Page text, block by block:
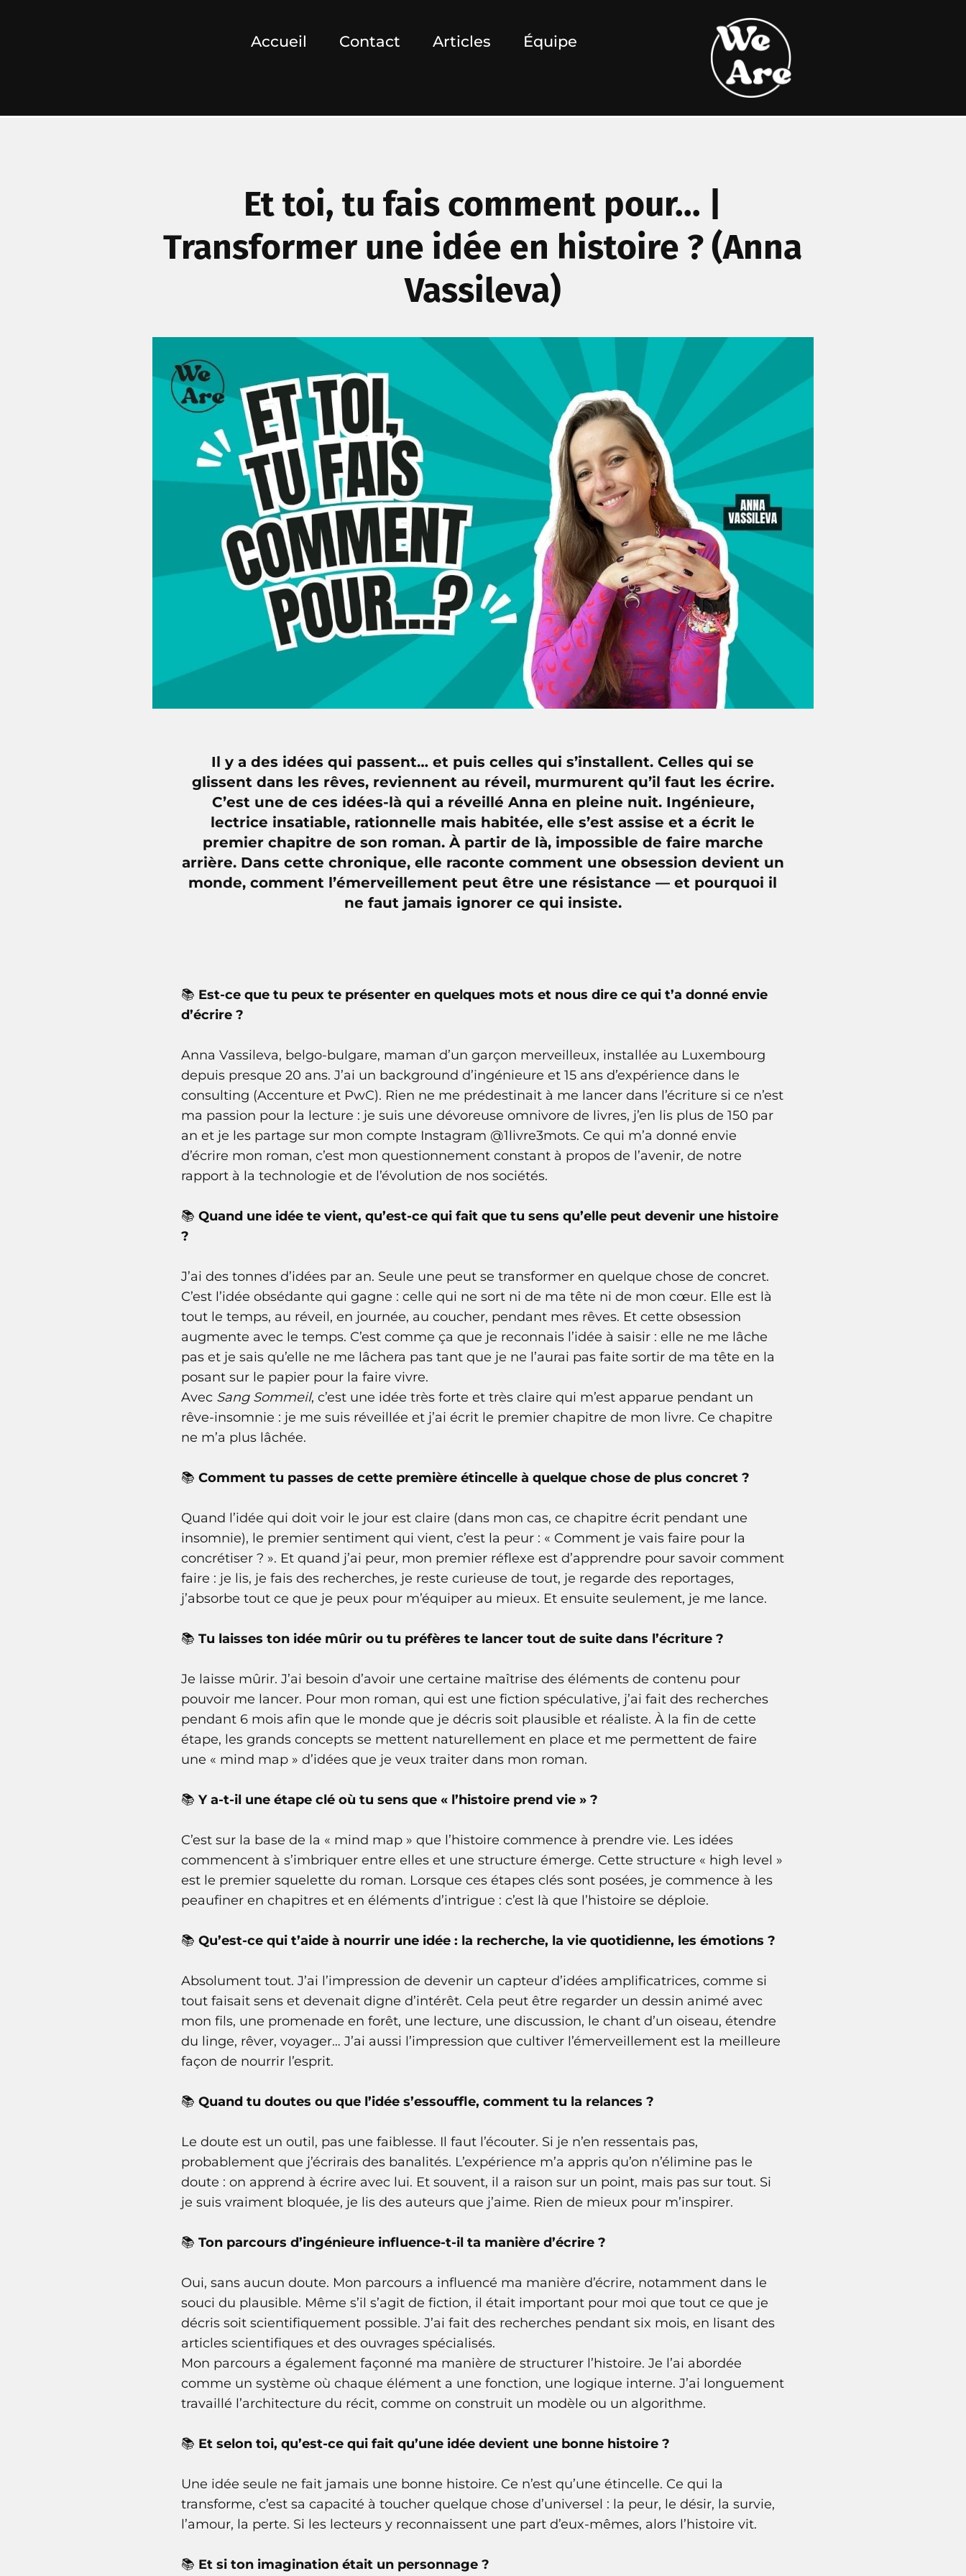
Accueil Contact Articles Équipe
Et toi, tu fais comment pour... |
Transformer une idée en histoire ? (Anna
Vassileva)
Il y a des idées qui passent… et puis celles qui s’installent. Celles qui se
glissent dans les rêves, reviennent au réveil, murmurent qu’il faut les écrire.
C’est une de ces idées-là qui a réveillé Anna en pleine nuit. Ingénieure,
lectrice insatiable, rationnelle mais habitée, elle s’est assise et a écrit le
premier chapitre de son roman. À partir de là, impossible de faire marche
arrière. Dans cette chronique, elle raconte comment une obsession devient un
monde, comment l’émerveillement peut être une résistance — et pourquoi il
ne faut jamais ignorer ce qui insiste.
📚 Est-ce que tu peux te présenter en quelques mots et nous dire ce qui t’a donné envie
d’écrire ?
Anna Vassileva, belgo-bulgare, maman d’un garçon merveilleux, installée au Luxembourg
depuis presque 20 ans. J’ai un background d’ingénieure et 15 ans d’expérience dans le
consulting (Accenture et PwC). Rien ne me prédestinait à me lancer dans l’écriture si ce n’est
ma passion pour la lecture : je suis une dévoreuse omnivore de livres, j’en lis plus de 150 par
an et je les partage sur mon compte Instagram @1livre3mots. Ce qui m’a donné envie
d’écrire mon roman, c’est mon questionnement constant à propos de l’avenir, de notre
rapport à la technologie et de l’évolution de nos sociétés.
📚 Quand une idée te vient, qu’est-ce qui fait que tu sens qu’elle peut devenir une histoire
?
J’ai des tonnes d’idées par an. Seule une peut se transformer en quelque chose de concret.
C’est l’idée obsédante qui gagne : celle qui ne sort ni de ma tête ni de mon cœur. Elle est là
tout le temps, au réveil, en journée, au coucher, pendant mes rêves. Et cette obsession
augmente avec le temps. C’est comme ça que je reconnais l’idée à saisir : elle ne me lâche
pas et je sais qu’elle ne me lâchera pas tant que je ne l’aurai pas faite sortir de ma tête en la
posant sur le papier pour la faire vivre.
Avec Sang Sommeil, c’est une idée très forte et très claire qui m’est apparue pendant un
rêve-insomnie : je me suis réveillée et j’ai écrit le premier chapitre de mon livre. Ce chapitre
ne m’a plus lâchée.
📚 Comment tu passes de cette première étincelle à quelque chose de plus concret ?
Quand l’idée qui doit voir le jour est claire (dans mon cas, ce chapitre écrit pendant une
insomnie), le premier sentiment qui vient, c’est la peur : « Comment je vais faire pour la
concrétiser ? ». Et quand j’ai peur, mon premier réflexe est d’apprendre pour savoir comment
faire : je lis, je fais des recherches, je reste curieuse de tout, je regarde des reportages,
j’absorbe tout ce que je peux pour m’équiper au mieux. Et ensuite seulement, je me lance.
📚 Tu laisses ton idée mûrir ou tu préfères te lancer tout de suite dans l’écriture ?
Je laisse mûrir. J’ai besoin d’avoir une certaine maîtrise des éléments de contenu pour
pouvoir me lancer. Pour mon roman, qui est une fiction spéculative, j’ai fait des recherches
pendant 6 mois afin que le monde que je décris soit plausible et réaliste. À la fin de cette
étape, les grands concepts se mettent naturellement en place et me permettent de faire
une « mind map » d’idées que je veux traiter dans mon roman.
📚 Y a-t-il une étape clé où tu sens que « l’histoire prend vie » ?
C’est sur la base de la « mind map » que l’histoire commence à prendre vie. Les idées
commencent à s’imbriquer entre elles et une structure émerge. Cette structure « high level »
est le premier squelette du roman. Lorsque ces étapes clés sont posées, je commence à les
peaufiner en chapitres et en éléments d’intrigue : c’est là que l’histoire se déploie.
📚 Qu’est-ce qui t’aide à nourrir une idée : la recherche, la vie quotidienne, les émotions ?
Absolument tout. J’ai l’impression de devenir un capteur d’idées amplificatrices, comme si
tout faisait sens et devenait digne d’intérêt. Cela peut être regarder un dessin animé avec
mon fils, une promenade en forêt, une lecture, une discussion, le chant d’un oiseau, étendre
du linge, rêver, voyager… J’ai aussi l’impression que cultiver l’émerveillement est la meilleure
façon de nourrir l’esprit.
📚 Quand tu doutes ou que l’idée s’essouffle, comment tu la relances ?
Le doute est un outil, pas une faiblesse. Il faut l’écouter. Si je n’en ressentais pas,
probablement que j’écrirais des banalités. L’expérience m’a appris qu’on n’élimine pas le
doute : on apprend à écrire avec lui. Et souvent, il a raison sur un point, mais pas sur tout. Si
je suis vraiment bloquée, je lis des auteurs que j’aime. Rien de mieux pour m’inspirer.
📚 Ton parcours d’ingénieure influence-t-il ta manière d’écrire ?
Oui, sans aucun doute. Mon parcours a influencé ma manière d’écrire, notamment dans le
souci du plausible. Même s’il s’agit de fiction, il était important pour moi que tout ce que je
décris soit scientifiquement possible. J’ai fait des recherches pendant six mois, en lisant des
articles scientifiques et des ouvrages spécialisés.
Mon parcours a également façonné ma manière de structurer l’histoire. Je l’ai abordée
comme un système où chaque élément a une fonction, une logique interne. J’ai longuement
travaillé l’architecture du récit, comme on construit un modèle ou un algorithme.
📚 Et selon toi, qu’est-ce qui fait qu’une idée devient une bonne histoire ?
Une idée seule ne fait jamais une bonne histoire. Ce n’est qu’une étincelle. Ce qui la
transforme, c’est sa capacité à toucher quelque chose d’universel : la peur, le désir, la survie,
l’amour, la perte. Si les lecteurs y reconnaissent une part d’eux-mêmes, alors l’histoire vit.
📚 Et si ton imagination était un personnage ?